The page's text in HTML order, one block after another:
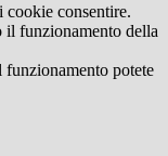
cookie consentire.
il funzionamento della
funzionamento potete